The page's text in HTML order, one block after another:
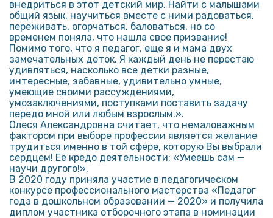
внедриться в этот детский мир. Найти с малышами
общий язык, научиться вместе с ними радоваться,
переживать, огорчаться, баловаться, но со
временем поняла, что нашла свое призвание!
Помимо того, что я педагог, еще я и мама двух
замечательных деток. Я каждый день не перестаю
удивляться, насколько все детки разные,
интересные, забавные, удивительно умные,
умеющие своими рассуждениями,
умозаключениями, поступками поставить задачу
передо мной или любым взрослым.».
Олеся Александровна считает, что немаловажным
фактором при выборе профессии является желание
трудиться именно в той сфере, которую Вы выбрали
сердцем! Её кредо деятельности: «Умеешь сам —
научи другого!».
В 2020 году приняла участие в педагогическом
конкурсе профессионального мастерства «Педагог
года в дошкольном образовании — 2020» и получила
диплом участника отборочного этапа в номинации